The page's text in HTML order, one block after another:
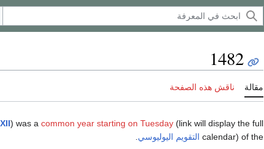
1482
مقالة ناقش هذه الصفحة
) was a common year starting on Tuesday (link will display the full
calendar) of the التقويم اليوليوسي